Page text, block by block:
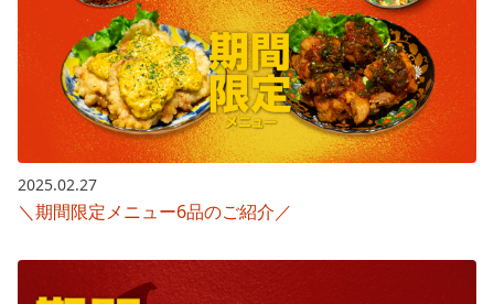
2025.02.27
＼期間限定メニュー6品のご紹介／